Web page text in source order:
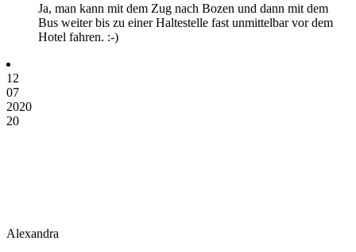
Ja, man kann mit dem Zug nach Bozen und dann mit dem
Bus weiter bis zu einer Haltestelle fast unmittelbar vor dem
Hotel fahren. :-)
12
07
2020
20
Alexandra